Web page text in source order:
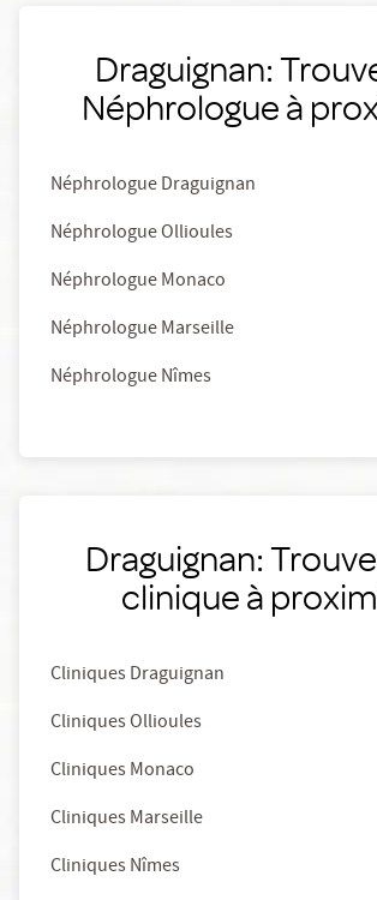
Draguignan:
Néphrologue à
Néphrologue Draguignan
Néphrologue Ollioules
Néphrologue Monaco
Néphrologue Marseille
Néphrologue Nîmes
Draguignan:
clinique à
Cliniques Draguignan
Cliniques Ollioules
Cliniques Monaco
Cliniques Marseille
Cliniques Nîmes